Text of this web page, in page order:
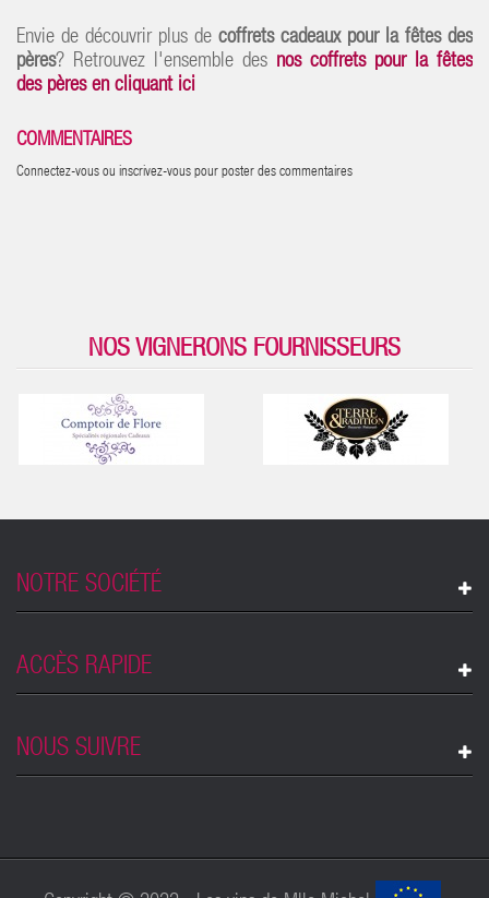
Envie de découvrir plus de coffrets cadeaux pour la fêtes des
pères? Retrouvez l'ensemble des nos coffrets pour la fêtes
des pères en cliquant ici
COMMENTAIRES
Connectez-vous ou inscrivez-vous pour poster des commentaires
NOS VIGNERONS FOURNISSEURS
NOTRE SOCIÉTÉ
ACCÈS RAPIDE
NOUS SUIVRE